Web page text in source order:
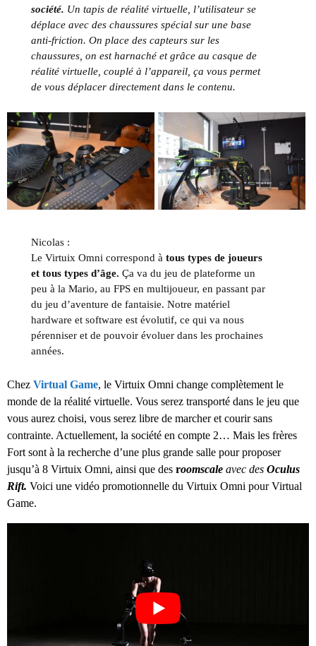
société. Un tapis de réalité virtuelle, l’utilisateur se
déplace avec des chaussures spécial sur une base
anti-friction. On place des capteurs sur les
chaussures, on est harnaché et grâce au casque de
réalité virtuelle, couplé à l’appareil, ça vous permet
de vous déplacer directement dans le contenu.
Nicolas :
Le Virtuix Omni correspond àtous types de joueurs
et tous types d’âge. Ça va du jeu de plateforme un
peu à la Mario, au FPS en multijoueur, en passant par
du jeu d’aventure de fantaisie. Notre matériel
hardware et software est évolutif, ce qui va nous
pérenniser et de pouvoir évoluer dans les prochaines
années.
Chez Virtual Game, le Virtuix Omni change complètement le
monde de la réalité virtuelle. Vous serez transporté dans le jeu que
vous aurez choisi, vous serez libre de marcher et courir sans
contrainte. Actuellement, la société en compte 2… Mais les frères
Fort sont à la recherche d’une plus grande salle pour proposer
jusqu’à 8 Virtuix Omni, ainsi que des roomscale avec des Oculus
Rift. Voici une vidéo promotionnelle du Virtuix Omni pour Virtual
Game.